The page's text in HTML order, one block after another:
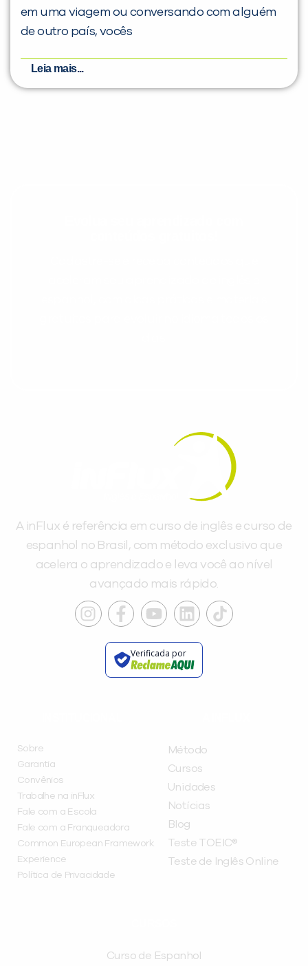
em uma viagem ou conversando com alguém
de outro país, vocês
Leia mais...
A inFlux é referência em curso de inglês e curso de
espanhol no Brasil, com método exclusivo que
acelera o aprendizado e leva você ao nível
avançado mais rápido.
Verificada por
Sobre
Garantia
Convênios
Trabalhe na inFlux
Fale com a Escola
Fale com a Franqueadora
Common European Framework
Experience
Política de Privacidade
Método
Cursos
Unidades
Notícias
Blog
Teste TOEIC®
Teste de Inglês Online
Curso de Espanhol